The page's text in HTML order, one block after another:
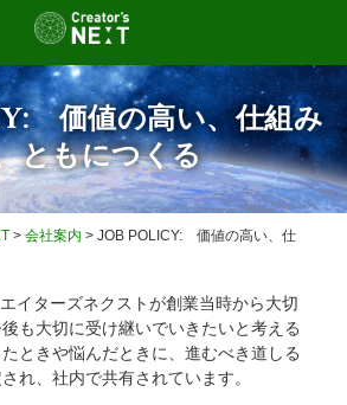
価値の高い、仕組み
ともにつくる
>会社案内 >JOB POLICY: 価値の高い、仕
イターズネクストが創業当時から大切
も大切に受け継いでいきたいと考える
ときや悩んだときに、進むべき道しる
れ、社内で共有されています。